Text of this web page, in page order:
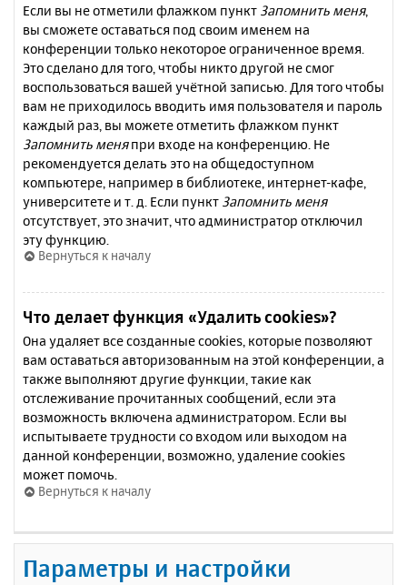
Если вы не отметили флажком пункт Запомнить меня,
вы сможете оставаться под своим именем на
конференции только некоторое ограниченное время.
Это сделано для того, чтобы никто другой не смог
воспользоваться вашей учётной записью. Для того чтобы
вам не приходилось вводить имя пользователя и пароль
каждый раз, вы можете отметить флажком пункт
Запомнить меняпри входе на конференцию. Не
рекомендуется делать это на общедоступном
компьютере, например в библиотеке, интернет-кафе,
университете и т. д. Если пункт Запомнить меня
отсутствует, это значит, что администратор отключил
эту функцию.
Вернуться к началу
Что делает функция «Удалить cookies»?
Она удаляет все созданные cookies, которые позволяют
вам оставаться авторизованным на этой конференции, а
также выполняют другие функции, такие как
отслеживание прочитанных сообщений, если эта
возможность включена администратором. Если вы
испытываете трудности со входом или выходом на
данной конференции, возможно, удаление cookies
может помочь.
Вернуться к началу
Параметры и настройки